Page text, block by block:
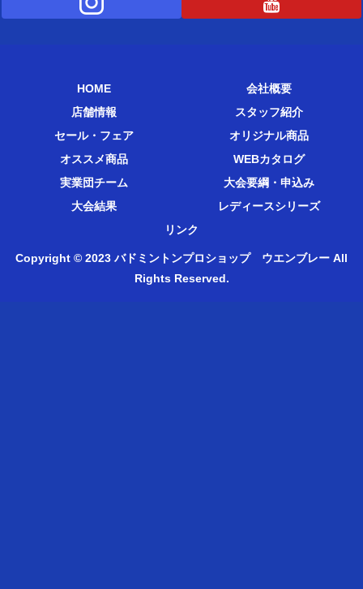
HOME
会社概要
店舗情報
スタッフ紹介
セール・フェア
オリジナル商品
オススメ商品
WEBカタログ
実業団チーム
大会要綱・申込み
大会結果
レディースシリーズ
リンク
Copyright © 2023 バドミントンプロショップ ウエンブレー All
Rights Reserved.